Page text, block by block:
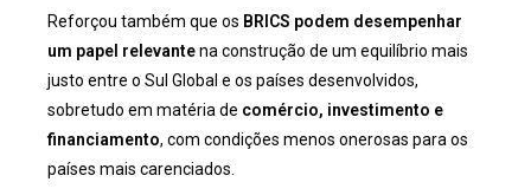
Reforçou também que os BRICS podem desempenhar
um papel relevantena construção de um equilíbrio mais
justo entre o Sul Global e os países desenvolvidos,
sobretudo em matéria de comércio, investimento e
financiamento, com condições menos onerosas para os
países mais carenciados.